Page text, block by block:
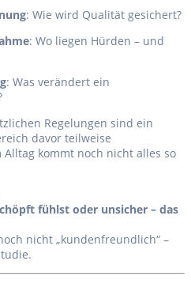
: Wie wird Qualität gesichert?
: Wo liegen Hürden – und
: Was verändert ein
Regelungen sind ein
davor teilweise
kommt noch nicht alles so
fühlst oder unsicher – das
nicht „kundenfreundlich“ –